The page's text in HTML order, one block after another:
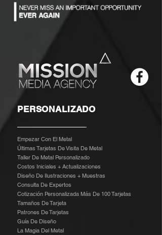
PERSONALIZADO
Empezar Con El Metal
Últimas Tarjetas De Visita De Metal
Taller De Metal Personalizado
Costos Iniciales + Actualizaciones
Diseño De Ilustraciones + Muestras
Consulta De Expertos
Cotización Personalizada Más De 100 Tarjetas
Tamaños De Tarjeta
Patrones De Tarjetas
Guía De Diseño
La Magia Del Metal